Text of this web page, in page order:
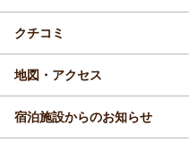
クチコミ
地図・アクセス
宿泊施設からのお知らせ